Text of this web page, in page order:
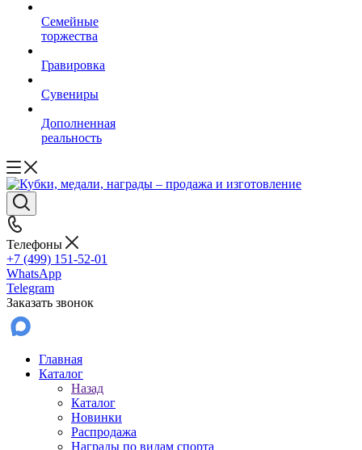
Семейные
торжества
Гравировка
Сувениры
Дополненная
реальность
Телефоны
+7 (499) 151-52-01
WhatsApp
Telegram
Заказать звонок
Главная
Каталог
Назад
Каталог
Новинки
Распродажа
Награды по видам спорта